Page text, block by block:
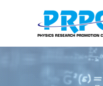
內
容